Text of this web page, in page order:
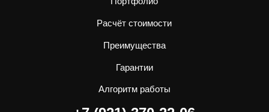
Расчёт стоимости
Преимущества
Гарантии
Алгоритм работы